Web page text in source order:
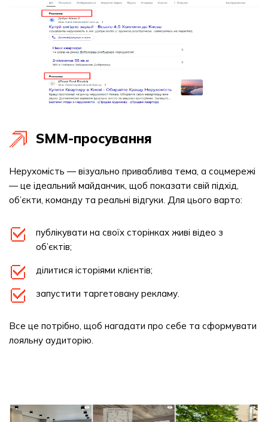
SMM-просування
Нерухомість — візуально приваблива тема, а соцмережі
— це ідеальний майданчик, щоб показати свій підхід,
об’єкти, команду та реальні відгуки. Для цього варто:
публікувати на своїх сторінках живі відео з
об’єктів;
ділитися історіями клієнтів;
запустити таргетовану рекламу.
Все це потрібно, щоб нагадати про себе та сформувати
лояльну аудиторію.